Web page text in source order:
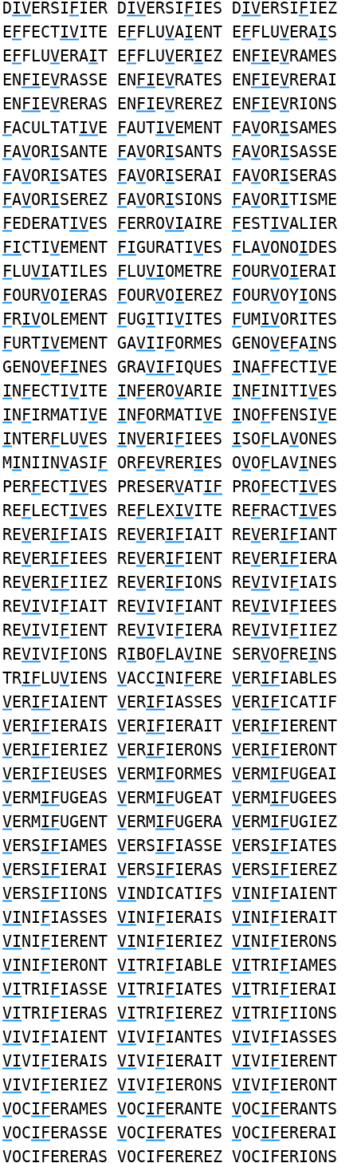
DIVERSIFIER DIVERSIFIES DIVERSIFIEZ
EFFECTIVITE EFFLUVAIENT EFFLUVERAIS
EFFLUVERAIT EFFLUVERIEZ ENFIEVRAMES
ENFIEVRASSE ENFIEVRATES ENFIEVRERAI
ENFIEVRERAS ENFIEVREREZ ENFIEVRIONS
FACULTATIVE FAUTIVEMENT FAVORISAMES
FAVORISANTE FAVORISANTS FAVORISASSE
FAVORISATES FAVORISERAI FAVORISERAS
FAVORISEREZ FAVORISIONS FAVORITISME
FEDERATIVES FERROVIAIRE FESTIVALIER
FICTIVEMENT FIGURATIVES FLAVONOIDES
FLUVIATILES FLUVIOMETRE FOURVOIERAI
FOURVOIERAS FOURVOIEREZ FOURVOYIONS
FRIVOLEMENT FUGITIVITES FUMIVORITES
FURTIVEMENT GAVIIFORMES GENOVEFAINS
GENOVEFINES GRAVIFIQUES INAFFECTIVE
INFECTIVITE INFEROVARIE INFINITIVES
INFIRMATIVE INFORMATIVE INOFFENSIVE
INTERFLUVES INVERIFIEES ISOFLAVONES
MINIINVASIF ORFEVRERIES OVOFLAVINES
PERFECTIVES PRESERVATIF PROFECTIVES
REFLECTIVES REFLEXIVITE REFRACTIVES
REVERIFIAIS REVERIFIAIT REVERIFIANT
REVERIFIEES REVERIFIENT REVERIFIERA
REVERIFIIEZ REVERIFIONS REVIVIFIAIS
REVIVIFIAIT REVIVIFIANT REVIVIFIEES
REVIVIFIENT REVIVIFIERA REVIVIFIIEZ
REVIVIFIONS RIBOFLAVINE SERVOFREINS
TRIFLUVIENS VACCINIFERE VERIFIABLES
VERIFIAIENT VERIFIASSES VERIFICATIF
VERIFIERAIS VERIFIERAIT VERIFIERENT
VERIFIERIEZ VERIFIERONS VERIFIERONT
VERIFIEUSES VERMIFORMES VERMIFUGEAI
VERMIFUGEAS VERMIFUGEAT VERMIFUGEES
VERMIFUGENT VERMIFUGERA VERMIFUGIEZ
VERSIFIAMES VERSIFIASSE VERSIFIATES
VERSIFIERAI VERSIFIERAS VERSIFIEREZ
VERSIFIIONS VINDICATIFS VINIFIAIENT
VINIFIASSES VINIFIERAIS VINIFIERAIT
VINIFIERENT VINIFIERIEZ VINIFIERONS
VINIFIERONT VITRIFIABLE VITRIFIAMES
VITRIFIASSE VITRIFIATES VITRIFIERAI
VITRIFIERAS VITRIFIEREZ VITRIFIIONS
VIVIFIAIENT VIVIFIANTES VIVIFIASSES
VIVIFIERAIS VIVIFIERAIT VIVIFIERENT
VIVIFIERIEZ VIVIFIERONS VIVIFIERONT
VOCIFERAMES VOCIFERANTE VOCIFERANTS
VOCIFERASSE VOCIFERATES VOCIFERERAI
VOCIFERERAS VOCIFEREREZ VOCIFERIONS